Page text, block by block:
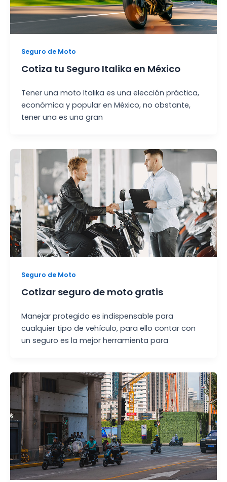
Seguro de Moto
Cotiza tu Seguro Italika en México
Tener una moto Italika es una elección práctica,
económica y popular en México, no obstante,
tener una es una gran
Seguro de Moto
Cotizar seguro de moto gratis
Manejar protegido es indispensable para
cualquier tipo de vehículo, para ello contar con
un seguro es la mejor herramienta para